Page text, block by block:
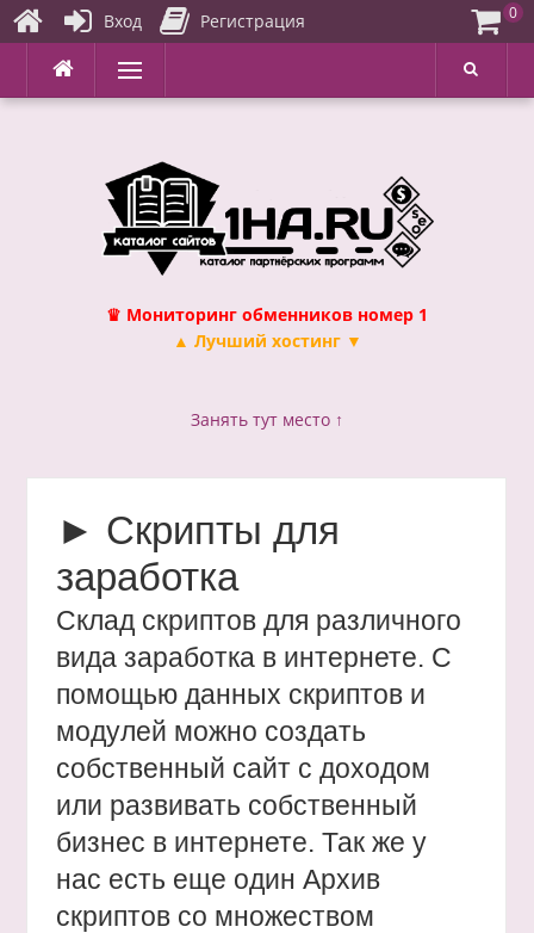
Перейти
содержимому
Меню
♛ Мониторинг обменников номер 1
▲ Лучший хостинг ▼
Занять тут место ↑
► Скрипты для
заработка
Склад скриптов для различного
вида заработка в интернете. С
помощью данных скриптов и
модулей можно создать
собственный сайт с доходом
или развивать собственный
бизнес в интернете. Так же у
нас есть еще один Архив
скриптов со множеством
Вход Регистрация 0